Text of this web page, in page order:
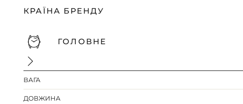
КРАЇНА БРЕНДУ
ГОЛОВНЕ
ВАГА
ДОВЖИНА